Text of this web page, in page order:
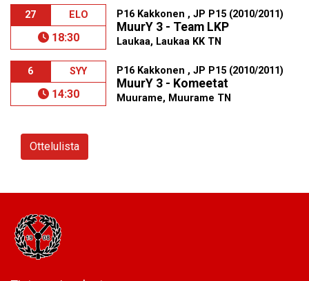
27 ELO
18:30
P16 Kakkonen , JP P15 (2010/2011)
MuurY 3 - Team LKP
Laukaa, Laukaa KK TN
6 SYY
14:30
P16 Kakkonen , JP P15 (2010/2011)
MuurY 3 - Komeetat
Muurame, Muurame TN
Ottelulista